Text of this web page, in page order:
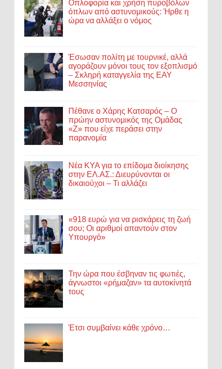
Οπλοφορία και χρήση πυροβόλων
όπλων από αστυνομικούς: Ήρθε η
ώρα να αλλάξει ο νόμος
Έσωσαν πολίτη με τουρνικέ, αλλά
αγοράζουν μόνοι τους τον εξοπλισμό
– Σκληρή καταγγελία της ΕΑΥ
Μεσσηνίας
Πέθανε ο Χάρης Κατσαρός – Ο
πρώην αστυνομικός της Ομάδας
«Ζ» που είχε περάσει στην
παρανομία
Νέα ΚΥΑ για το επίδομα διοίκησης
στην ΕΛ.ΑΣ.: Διευρύνονται οι
δικαιούχοι – Τι αλλάζει
«918 ευρώ για να ρισκάρεις τη ζωή
σου; Οι αριθμοί απαντούν στον
Υπουργό»
Την ώρα που έσβηναν τις φωτιές,
άγνωστοι «ρήμαζαν» τα αυτοκίνητά
τους
Έτσι συμβαίνει κάθε χρόνο…